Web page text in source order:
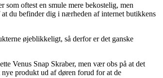
oftest en smule mere bekostelig, men
du befinder dig i nærheden af internet butikkens
øjeblikkeligt, så derfor er det ganske
Venus Snap Skraber, men vær obs på at det
produkt ud af døren forud for at de